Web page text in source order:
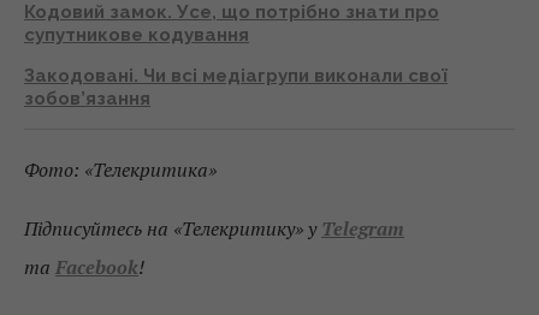
Кодовий замок. Усе, що потрібно знати про
супутникове кодування
Закодовані. Чи всі медіагрупи виконали свої
зобов’язання
Фото: «Телекритика»
Підписуйтесь на «Телекритику» у Telegram
та Facebook!